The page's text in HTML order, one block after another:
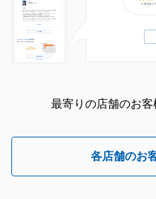
最寄りの店舗のお
各店舗のお